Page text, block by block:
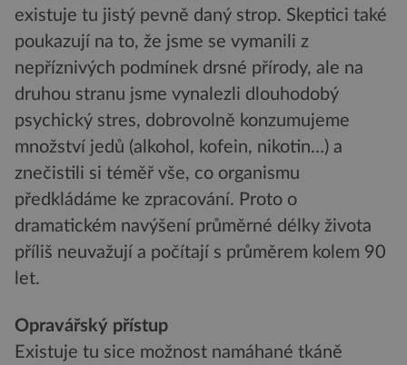
existuje tu jistý pevně daný strop. Skeptici také
poukazují na to, že jsme se vymanili z
nepříznivých podmínek drsné přírody, ale na
druhou stranu jsme vynalezli dlouhodobý
psychický stres, dobrovolně konzumujeme
množství jedů (alkohol, kofein, nikotin…) a
znečistili si téměř vše, co organismu
předkládáme ke zpracování. Proto o
dramatickém navýšení průměrné délky života
příliš neuvažují a počítají s průměrem kolem 90
let.
Opravářský přístup
Existuje tu sice možnost namáhané tkáně